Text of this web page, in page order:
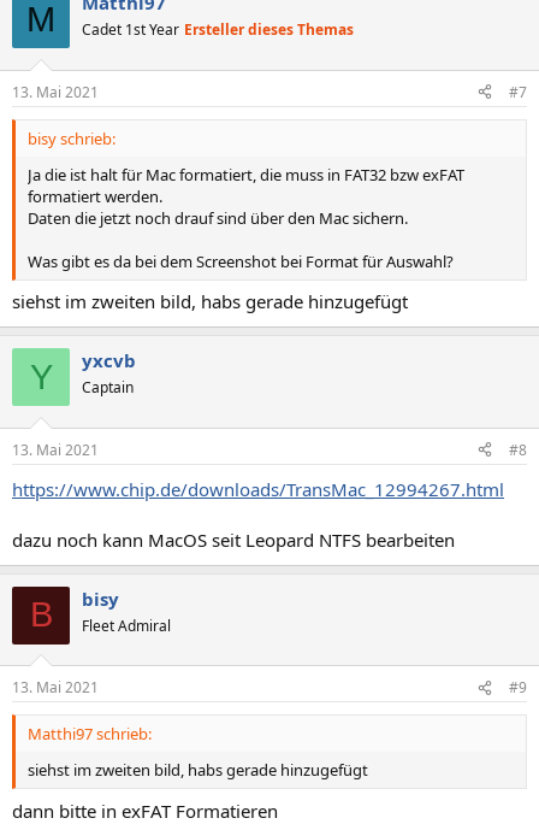
M Cadet 1st Year Ersteller dieses Themas
13. Mai 2021 #7
bisy schrieb:
Ja die ist halt für Mac formatiert, die muss in FAT32 bzw exFAT
formatiert werden.
Daten die jetzt noch drauf sind über den Mac sichern.
Was gibt es da bei dem Screenshot bei Format für Auswahl?
siehst im zweiten bild, habs gerade hinzugefügt
Y yxcvb
Captain
13. Mai 2021 #8
https://www.chip.de/downloads/TransMac_12994267.html
dazu noch kann MacOS seit Leopard NTFS bearbeiten
B bisy
Fleet Admiral
13. Mai 2021 #9
Matthi97 schrieb:
siehst im zweiten bild, habs gerade hinzugefügt
dann bitte in exFAT Formatieren